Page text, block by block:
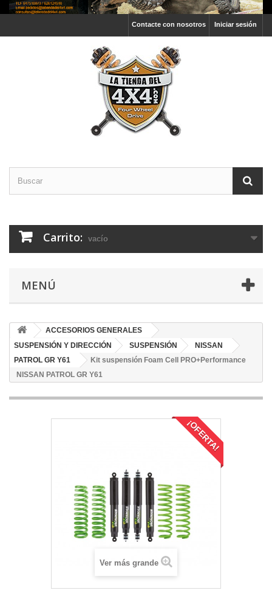
Iniciar sesión
Contacte con nosotros
Carrito: vacío
MENÚ
ACCESORIOS GENERALES
SUSPENSIÓN Y DIRECCIÓN
SUSPENSIÓN
NISSAN
PATROL GR Y61
Kit suspensión Foam Cell PRO+Performance
NISSAN PATROL GR Y61
¡OFERTA!
Ver más grande